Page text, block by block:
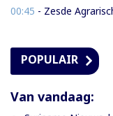
00:45 - Zesde Agrarische
POPULAIR
Van vandaag: